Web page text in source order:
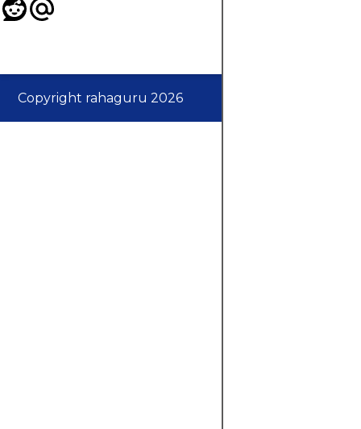
Copyright rahaguru 2026